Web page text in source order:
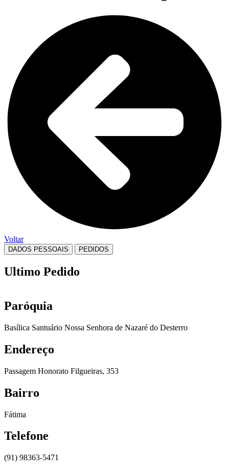
Voltar
DADOS PESSOAIS PEDIDOS
Ultimo Pedido
Paróquia
Basílica Santuário Nossa Senhora de Nazaré do Desterro
Endereço
Passagem Honorato Filgueiras, 353
Bairro
Fátima
Telefone
(91) 98363-5471